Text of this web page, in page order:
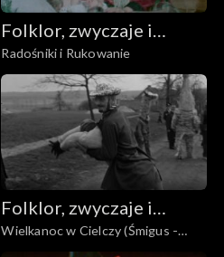
Folklor, zwyczaje i
sztuka ludowa
Radośniki i Rukowanie
Folklor, zwyczaje i
sztuka ludowa
Wielkanoc w Cielczy (Śmigus -